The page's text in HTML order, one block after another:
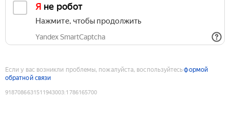
Я не робот
Нажмите, чтобы продолжить
Yandex SmartCaptcha
Если у вас возникли проблемы, пожалуйста, воспользуйтесьформой
обратной связи
9187086631511943003:1786165700